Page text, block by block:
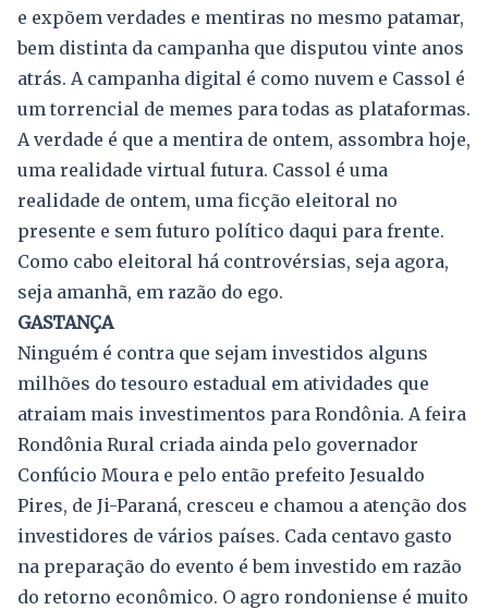
e expõem verdades e mentiras no mesmo patamar,
bem distinta da campanha que disputou vinte anos
atrás. A campanha digital é como nuvem e Cassol é
um torrencial de memes para todas as plataformas.
A verdade é que a mentira de ontem, assombra hoje,
uma realidade virtual futura. Cassol é uma
realidade de ontem, uma ficção eleitoral no
presente e sem futuro político daqui para frente.
Como cabo eleitoral há controvérsias, seja agora,
seja amanhã, em razão do ego.
GASTANÇA
Ninguém é contra que sejam investidos alguns
milhões do tesouro estadual em atividades que
atraiam mais investimentos para Rondônia. A feira
Rondônia Rural criada ainda pelo governador
Confúcio Moura e pelo então prefeito Jesualdo
Pires, de Ji-Paraná, cresceu e chamou a atenção dos
investidores de vários países. Cada centavo gasto
na preparação do evento é bem investido em razão
do retorno econômico. O agro rondoniense é muito